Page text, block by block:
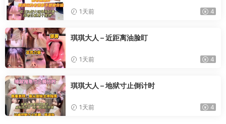
1天前 4
琪琪大人 – 近距离油脸盯
1天前 4
琪琪大人 – 地狱寸止倒计时
1天前 4